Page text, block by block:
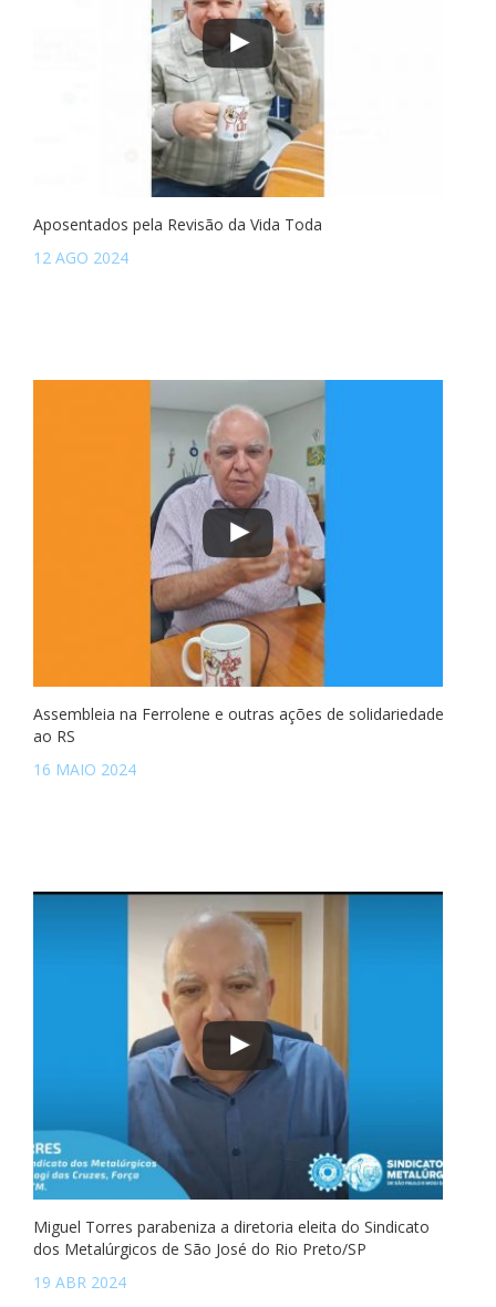
Aposentados pela Revisão da Vida Toda
12 AGO 2024
Assembleia na Ferrolene e outras ações de solidariedade
ao RS
16 MAIO 2024
Miguel Torres parabeniza a diretoria eleita do Sindicato
dos Metalúrgicos de São José do Rio Preto/SP
19 ABR 2024